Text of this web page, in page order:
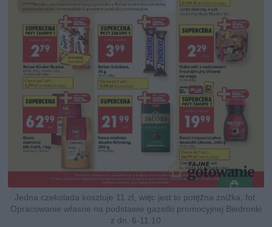
Jedna czekolada kosztuje 11 zł, więc jest to potężna zniżka, fot.
Opracowanie własne na podstawie gazetki promocyjnej Biedronki
z dn. 6-11.10